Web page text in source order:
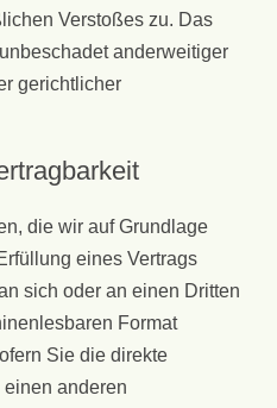
Verstoßes zu. Das
anderweitiger
gerichtlicher
die wir auf Grundlage
eines Vertrags
sich oder an einen Dritten
Format
Sie die direkte
anderen